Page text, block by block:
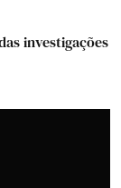
investigações